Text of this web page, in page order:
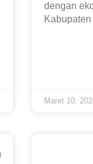
dengan
Maret 10,